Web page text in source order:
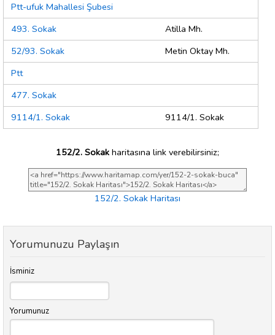
Ptt-ufuk Mahallesi Şubesi
493. Sokak
Atilla Mh.
52/93. Sokak
Metin Oktay Mh.
Ptt
477. Sokak
9114/1. Sokak
9114/1. Sokak
152/2. Sokak haritasına link verebilirsiniz;
152/2. Sokak Haritası
Yorumunuzu Paylaşın
İsminiz
Yorumunuz